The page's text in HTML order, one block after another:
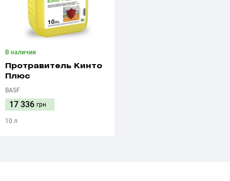
В наличии
Протравитель Кинто
Плюс
BASF
17 336 грн
10 л